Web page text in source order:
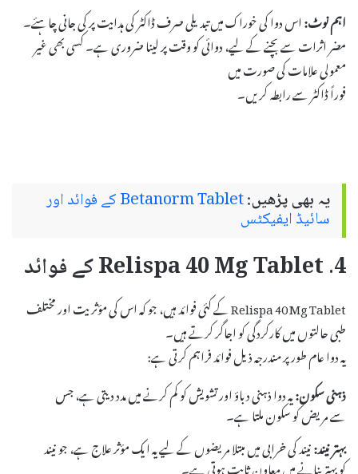
اہم نوٹ:اس دوا کی خوراک میں تبدیلی صرف ڈاکٹر کی ہدایت پر کی جانی چاہئے۔
مضر اثرات سے بچنے کے لیے، دوائی کو وقت پر لینا ضروری ہے۔ کسی بھی غیر
معمولی علامات کی صورت میں
فوراً ڈاکٹر سے رابطہ کریں۔
یہ بھی پڑھیں: Betanorm Tablet کے فوائد اور
سائیڈ ایفیکٹس
4. Relispa 40 Mg Tablet کے فوائد
Relispa 40 Mg Tablet کے کئی فوائد ہیں، جو کہ اس کی مؤثریت اور مختلف
طبی حالتوں میں کارکردگی کو اجاگر کرتے ہیں۔
یہ دوا عام طور پر مندرجہ ذیل فوائد فراہم کرتی ہے:
ذہنی سکون:یہ دوا ذہنی دباؤ اور تشویش کو کم کرنے میں مدد دیتی ہے، جس
سے مریض کو سکون ملتا ہے۔
بہتر نیند:نیند کی خرابی میں مبتلا مریضوں کے لیے یہ ایک مؤثر علاج ہے، جو نیند
کو بہتر بنانے میں معاون ثابت ہوتی ہے۔